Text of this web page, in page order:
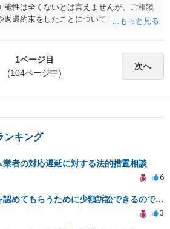
能性は全くないとは言えませんが、ご相談
返還約束をしたことについて立証する必要
の履歴を持って、具体的に相談に行かれ
す。 以上ご参考までに。
1ページ目
(104ページ中)
次へ
ンキング
業者の対応遅延に対する法的措置相談
6
クーリングオフを認めてもらうために少額訴訟できるのでしょうか。
3